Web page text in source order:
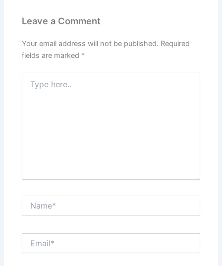
Leave a Comment
Your email address will not be published. Required
fields are marked *
here..